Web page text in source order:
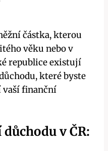
částka, kterou
věku nebo v
republice existují
které byste
vaší finanční
v ČR: